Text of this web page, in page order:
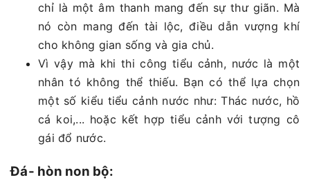
chỉ là một âm thanh mang đến sự thư giãn. Mà
nó còn mang đến tài lộc, điều dẫn vượng khí
cho không gian sống và gia chủ.
Vì vậy mà khi thi công tiểu cảnh, nước là một
nhân tó không thể thiếu. Bạn có thể lựa chọn
một số kiểu tiểu cảnh nước như: Thác nước, hồ
cá koi,... hoặc kết hợp tiểu cảnh với tượng cô
gái đổ nước.
Đá- hòn non bộ: